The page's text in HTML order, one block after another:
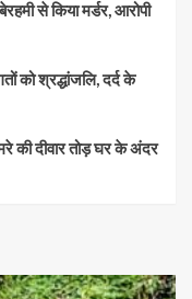
से किया मर्डर, आरोपी
को श्रद्धांजलि, दर्द के
दीवार तोड़ घर के अंदर